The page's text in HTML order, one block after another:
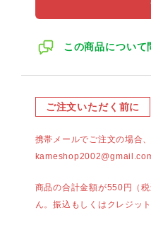
この商品について
ご注文いただく前に
携帯メールでご注文の場合
商品の合計金額が550円（
ん。振込もしくはクレジッ